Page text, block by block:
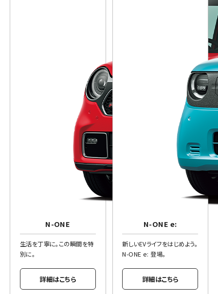
N-ONE
生活を丁寧に。この瞬間を特
別に。
詳細はこちら
N-ONE e:
新しいEVライフをはじめよう。
N-ONE e: 登場。
詳細はこちら